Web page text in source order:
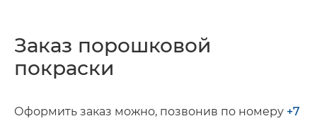
Заказ порошковой
покраски
Оформить заказ можно, позвонив по номеру +7